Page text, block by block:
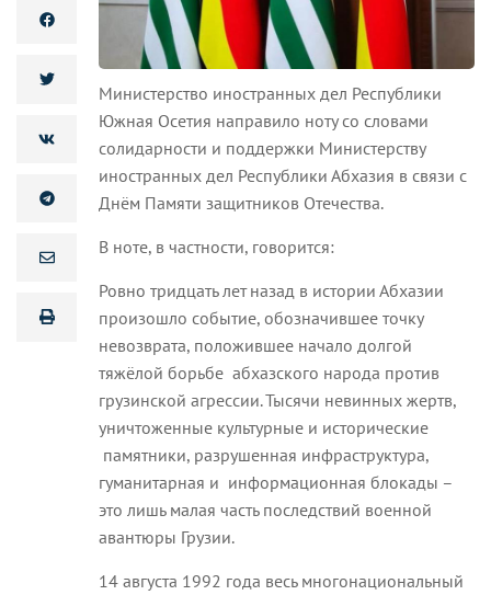
Министерство иностранных дел Республики
Южная Осетия направило ноту со словами
солидарности и поддержки Министерству
иностранных дел Республики Абхазия в связи с
Днём Памяти защитников Отечества.
В ноте, в частности, говорится:
Ровно тридцать лет назад в истории Абхазии
произошло событие, обозначившее точку
невозврата, положившее начало долгой
тяжёлой борьбе абхазского народа против
грузинской агрессии. Тысячи невинных жертв,
уничтоженные культурные и исторические
памятники, разрушенная инфраструктура,
гуманитарная и информационная блокады –
это лишь малая часть последствий военной
авантюры Грузии.
14 августа 1992 года весь многонациональный